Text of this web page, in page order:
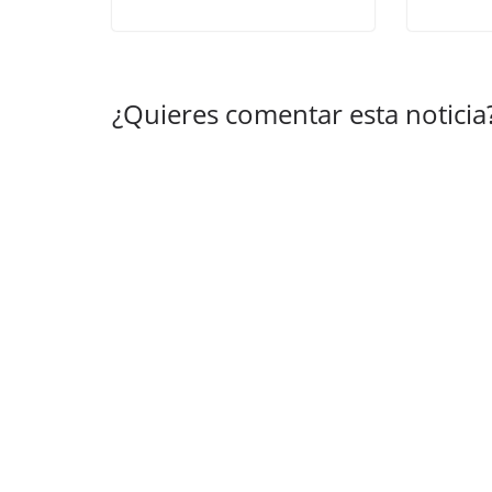
¿Quieres comentar esta